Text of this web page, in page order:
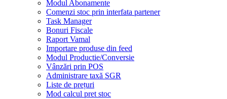
Modul Abonamente
Comenzi stoc prin interfata partener
Task Manager
Bonuri Fiscale
Raport Vamal
Importare produse din feed
Modul Productie/Conversie
Vânzări prin POS
Administrare taxă SGR
Liste de prețuri
Mod calcul pret stoc